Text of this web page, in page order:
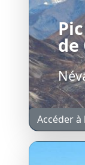
de
Accéder à